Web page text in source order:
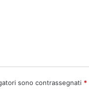
sono contrassegnati *